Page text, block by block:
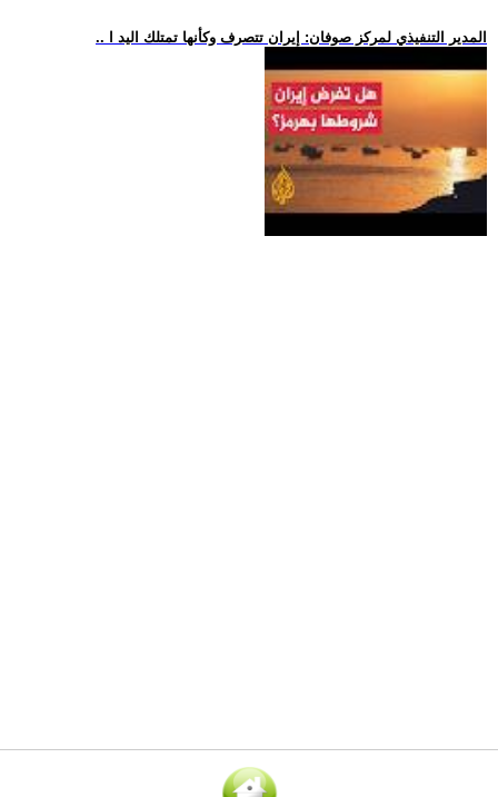
.. المدير التنفيذي لمركز صوفان: إيران تتصرف وكأنها تمتلك اليد ا